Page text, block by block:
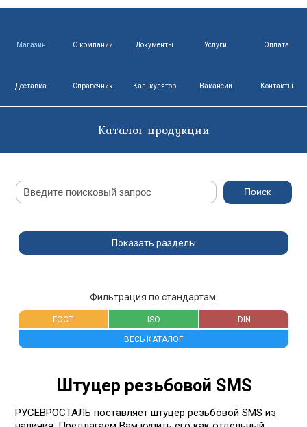
Магазин О компании Документы Услуги Оплата
Доставка Справочник Калькулятор Вакансии Контакты
Каталог продукции
Показать разделы
Фильтрация по стандартам:
ГОСТ ISO DIN
ВЕСЬ КАТАЛОГ
Штуцер резьбовой SMS
РУСЕВРОСТАЛЬ поставляет штуцер резьбовой SMS из